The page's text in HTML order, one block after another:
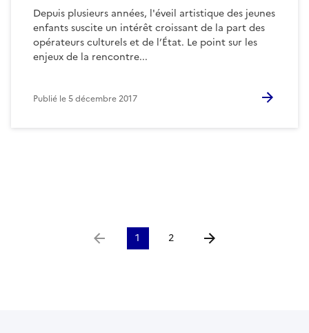
Depuis plusieurs années, l'éveil artistique des jeunes
enfants suscite un intérêt croissant de la part des
opérateurs culturels et de l’État. Le point sur les
enjeux de la rencontre...
Publié le5 décembre 2017
Aller à la page précédente
1 2 Aller à la page suivante